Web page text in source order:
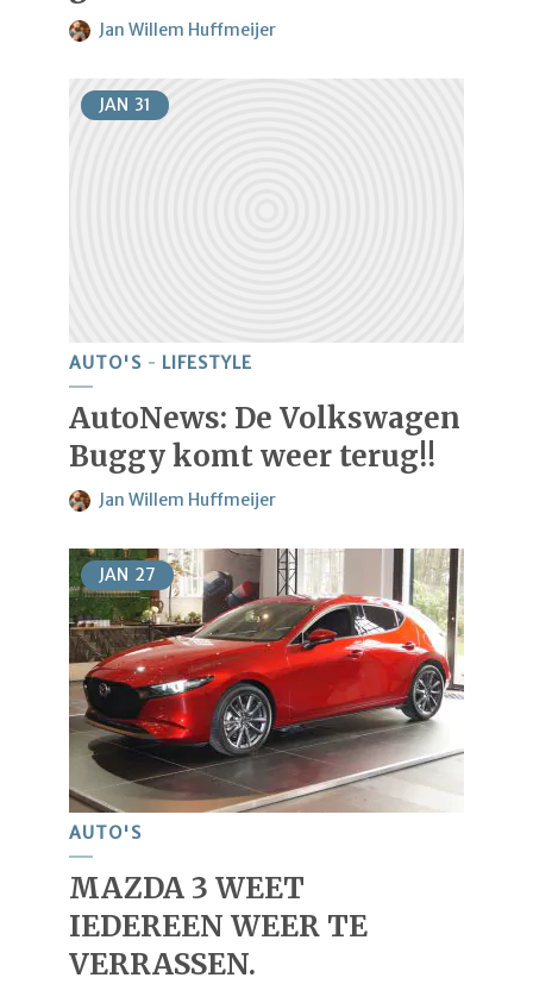
Jan Willem Huffmeijer
JAN 31
AUTO'S LIFESTYLE
AutoNews: De Volkswagen
Buggy komt weer terug!!
Jan Willem Huffmeijer
JAN 27
AUTO'S
MAZDA 3 WEET
IEDEREEN WEER TE
VERRASSEN.